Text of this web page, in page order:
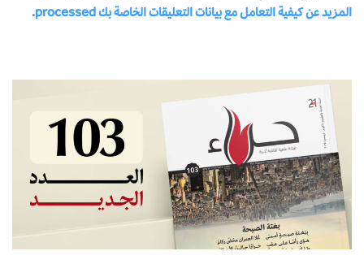
المزيد عن كيفية التعامل مع بيانات التعليقات الخاصة بك processed
.